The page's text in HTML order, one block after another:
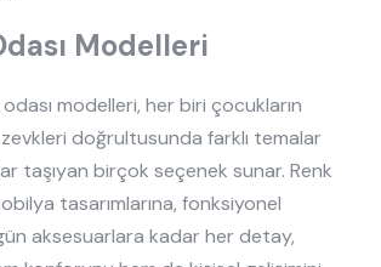
Modelleri
modelleri, her biri çocukların
doğrultusunda farklı temalar
taşıyan birçok seçenek sunar. Renk
tasarımlarına, fonksiyonel
aksesuarlara kadar her detay,